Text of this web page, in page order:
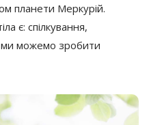
планети Меркурій.
є: спілкування,
ми можемо зробити